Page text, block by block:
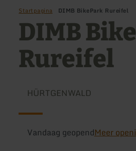
Startpagina DIMB BikePark Rureifel
DIMB
Rureifel
HÜRTGENWALD
Vandaag geopendMeer